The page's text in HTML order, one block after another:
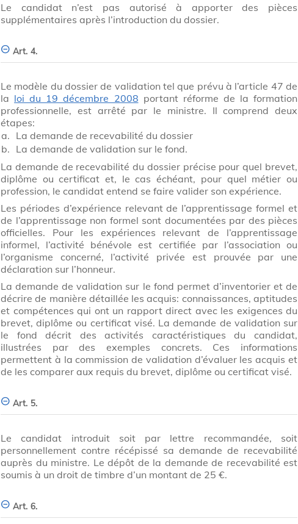
Le candidat n’est pas autorisé à apporter des pièces
supplémentaires après l’introduction du dossier.
Art. 4.
Le modèle du dossier de validation tel que prévu à l’article 47 de
la loi du 19 décembre 2008 portant réforme de la formation
professionnelle, est arrêté par le ministre. Il comprend deux
étapes:
a. La demande de recevabilité du dossier
b. La demande de validation sur le fond.
La demande de recevabilité du dossier précise pour quel brevet,
diplôme ou certificat et, le cas échéant, pour quel métier ou
profession, le candidat entend se faire valider son expérience.
Les périodes d’expérience relevant de l’apprentissage formel et
de l’apprentissage non formel sont documentées par des pièces
officielles. Pour les expériences relevant de l’apprentissage
informel, l’activité bénévole est certifiée par l’association ou
l’organisme concerné, l’activité privée est prouvée par une
déclaration sur l’honneur.
La demande de validation sur le fond permet d’inventorier et de
décrire de manière détaillée les acquis: connaissances, aptitudes
et compétences qui ont un rapport direct avec les exigences du
brevet, diplôme ou certificat visé. La demande de validation sur
le fond décrit des activités caractéristiques du candidat,
illustrées par des exemples concrets. Ces informations
permettent à la commission de validation d’évaluer les acquis et
de les comparer aux requis du brevet, diplôme ou certificat visé.
Art. 5.
Le candidat introduit soit par lettre recommandée, soit
personnellement contre récépissé sa demande de recevabilité
auprès du ministre. Le dépôt de la demande de recevabilité est
soumis à un droit de timbre d’un montant de 25 €.
Art. 6.